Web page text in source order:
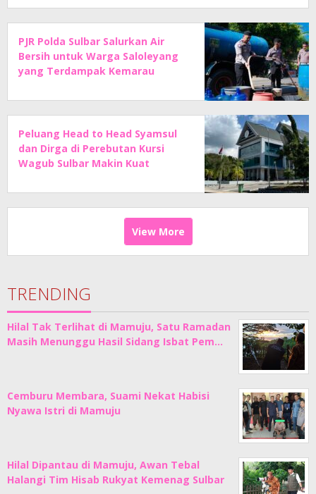
PJR Polda Sulbar Salurkan Air
Bersih untuk Warga Saloleyang
yang Terdampak Kemarau
Peluang Head to Head Syamsul
dan Dirga di Perebutan Kursi
Wagub Sulbar Makin Kuat
View More
TRENDING
Hilal Tak Terlihat di Mamuju, Satu Ramadan
Masih Menunggu Hasil Sidang Isbat Pem…
Cemburu Membara, Suami Nekat Habisi
Nyawa Istri di Mamuju
Hilal Dipantau di Mamuju, Awan Tebal
Halangi Tim Hisab Rukyat Kemenag Sulbar